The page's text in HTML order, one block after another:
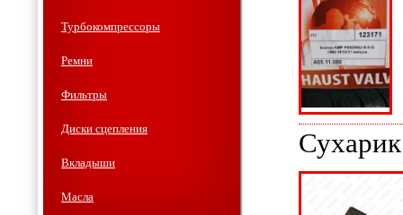
Турбокомпрессоры
Ремни
Фильтры
Диски сцепления
Вкладыши
Масла